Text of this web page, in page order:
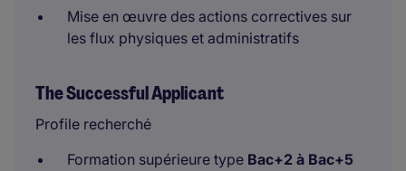
Mise en œuvre des actions correctives sur
les flux physiques et administratifs
The Successful Applicant
Profile recherché
Formation supérieure type Bac+2 à Bac+5